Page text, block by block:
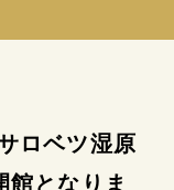
ロベツ湿原
となりま